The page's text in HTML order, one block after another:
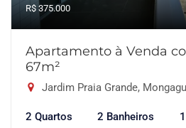
R$ 375.000
Apartamento à Venda
67m²
Jardim Praia Grande,
2 Quartos 2 Banheiros